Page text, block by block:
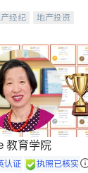
经纪
地产投资
教育学院
认证 执照已核实